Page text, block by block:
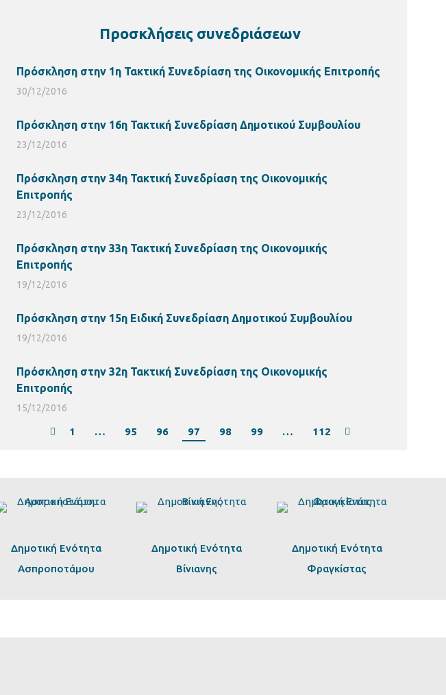
Προσκλήσεις συνεδριάσεων
Πρόσκληση στην 1η Τακτική Συνεδρίαση της Οικονομικής Επιτροπής
30/12/2016
Πρόσκληση στην 16η Τακτική Συνεδρίαση Δημοτικού Συμβουλίου
23/12/2016
Πρόσκληση στην 34η Τακτική Συνεδρίαση της Οικονομικής
Επιτροπής
23/12/2016
Πρόσκληση στην 33η Τακτική Συνεδρίαση της Οικονομικής
Επιτροπής
19/12/2016
Πρόσκληση στην 15η Ειδική Συνεδρίαση Δημοτικού Συμβουλίου
19/12/2016
Πρόσκληση στην 32η Τακτική Συνεδρίαση της Οικονομικής
Επιτροπής
15/12/2016
1 … 95 96 97 98 99 … 112
Δημοτική Ενότητα
Ασπροποτάμου
Δημοτική Ενότητα
Βίνιανης
Δημοτική Ενότητα
Φραγκίστας